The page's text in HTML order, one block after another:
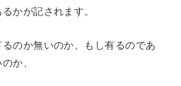
かが記されます。
のか無いのか、もし有るのであ
か、